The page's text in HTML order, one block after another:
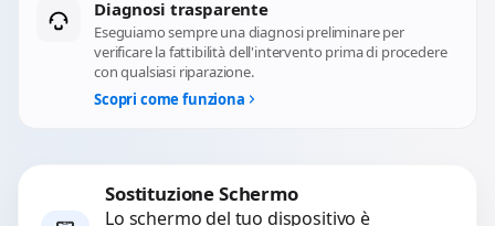
Diagnosi trasparente
Eseguiamo sempre una diagnosi preliminare per
verificare la fattibilità dell'intervento prima di procedere
con qualsiasi riparazione.
Scopri come funziona
Sostituzione Schermo
Lo schermo del tuo dispositivo è